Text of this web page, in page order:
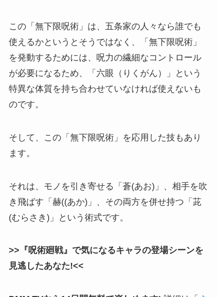
この「無下限呪術」は、五条家の人々なら誰でも
使えるかというとそうではなく、「無下限呪術」
を発動するためには、呪力の繊細なコントロール
が必要になるため、「六眼（りくがん）」という
特異な体質を持ち合わせていなければ使えないも
のです。
そして、この「無下限呪術」を応用した技もあり
ます。
それは、モノを引き寄せる「蒼(あお)」、相手を吹
き飛ばす「赫((あか)」、その両方を併せ持つ「茈
(むらさき)」という術式です。
>>『呪術廻戦』で気になるキャラの登場シーンを
見逃したあなた!<<